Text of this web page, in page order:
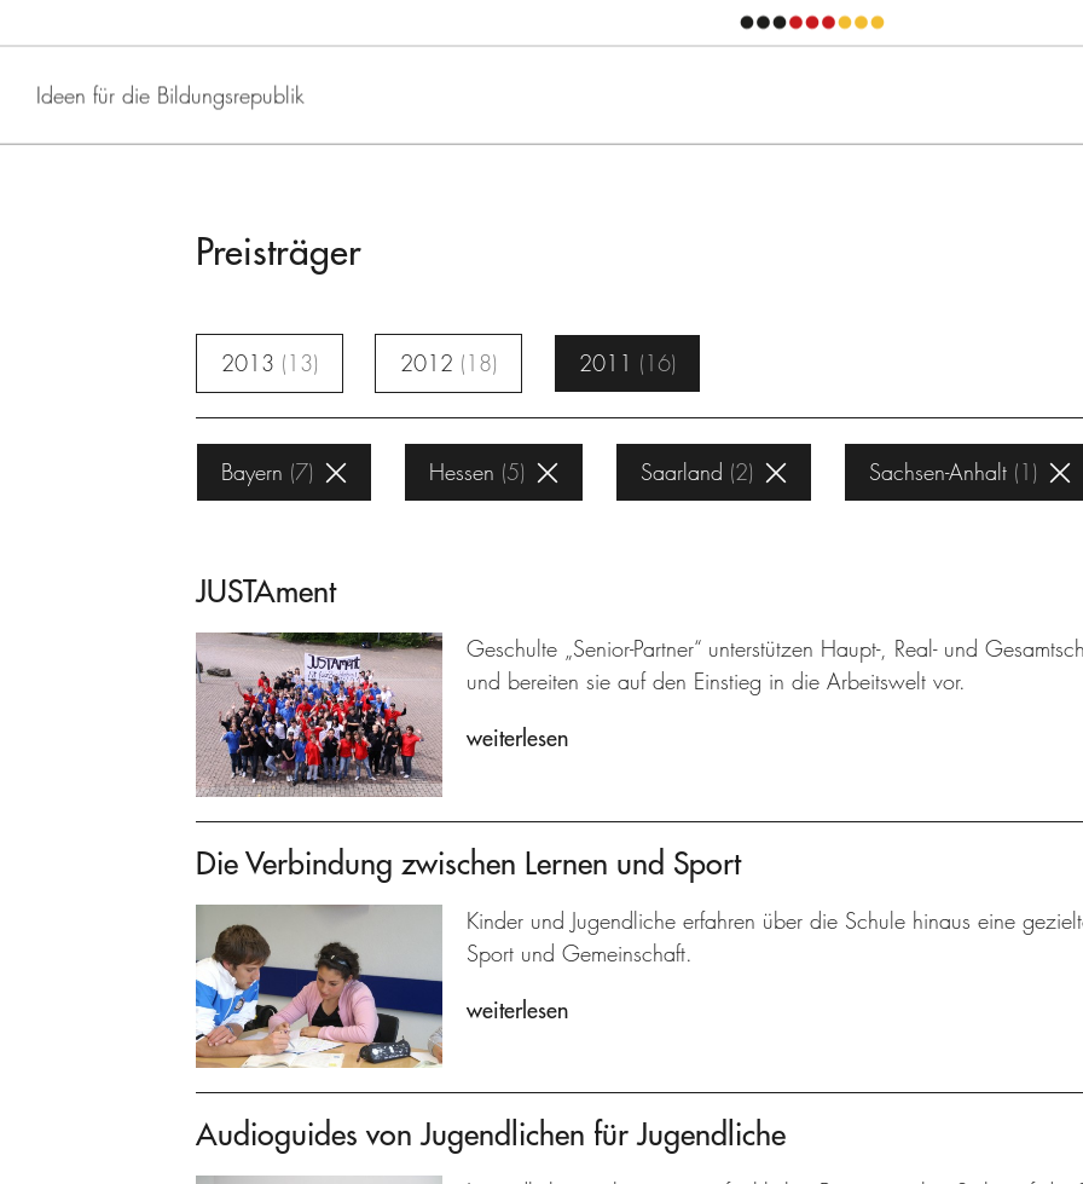
Ideen für die Bildungsrepublik
Preisträger
2013 13 2012 18 2011 16
Bayern 7 Hessen 5 Saarland 2 Sachsen-Anhalt 1
JUSTAment
Geschulte „Senior-Partner“ unterstützen Haupt-, Real- und
und bereiten sie auf den Einstieg in die Arbeitswelt vor.
weiterlesen
Die Verbindung zwischen Lernen und Sport
Kinder und Jugendliche erfahren über die Schule hinaus eine
Sport und Gemeinschaft.
weiterlesen
Audioguides von Jugendlichen für Jugendliche